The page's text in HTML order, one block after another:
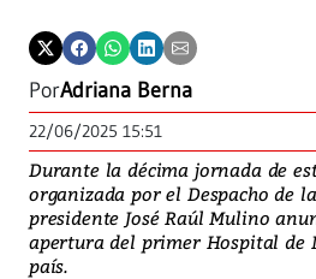
PorAdriana Berna
22/06/2025 15:51
Durante la décima jornada de
organizada por el Despacho de
presidente José Raúl Mulino
apertura del primer Hospital de
país.